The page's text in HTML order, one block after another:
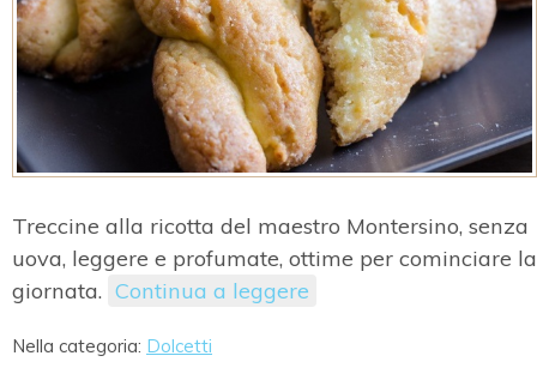
Treccine alla ricotta del maestro Montersino, senza
uova, leggere e profumate, ottime per cominciare la
giornata. Continua a leggere
Nella categoria: Dolcetti